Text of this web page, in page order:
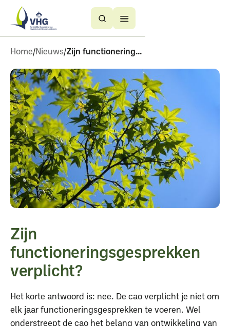
Button
Text
Button
Text
Home Nieuws Zijn functioneringsgesprekken verplicht
Zijn
functioneringsgesprekken
verplicht?
Het korte antwoord is: nee. De cao verplicht je niet om
elk jaar functioneringsgesprekken te voeren. Wel
onderstreept de cao het belang van ontwikkeling van